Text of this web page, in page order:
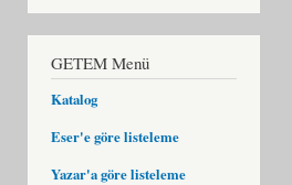
GETEM Menü
Katalog
Eser'e göre listeleme
Yazar'a göre listeleme